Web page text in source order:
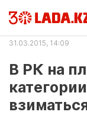
31.03.2015, 14:09
В РК на